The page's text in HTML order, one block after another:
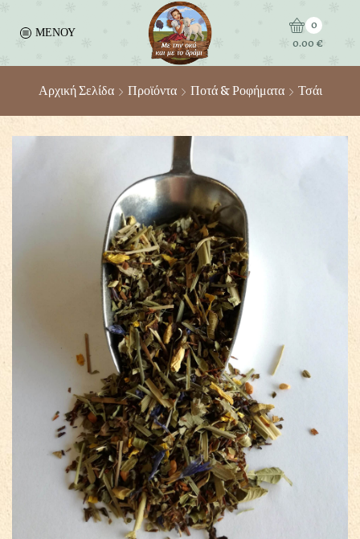
ΜΕΝΟΥ
0
0.00€
Αρχική Σελίδα Προϊόντα Ποτά & Ροφήματα Τσάι